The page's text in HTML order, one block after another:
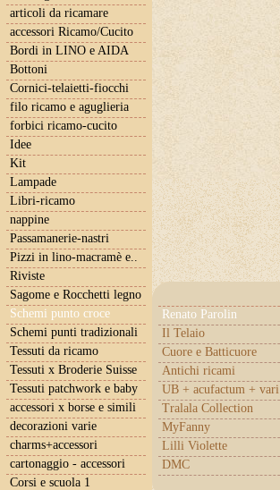
articoli da ricamare
accessori Ricamo/Cucito
Bordi in LINO e AIDA
Bottoni
Cornici-telaietti-fiocchi
filo ricamo e aguglieria
forbici ricamo-cucito
Idee
Kit
Lampade
Libri-ricamo
nappine
Passamanerie-nastri
Pizzi in lino-macramè e..
Riviste
Sagome e Rocchetti legno
Schemi punto croce
Renato Parolin
Il Telaio
Cuore e Batticuore
Antichi ricami
UB + acufactum + vari
Tralala Collection
MyFanny
Lilli Violette
DMC
Schemi punti tradizionali
Tessuti da ricamo
Tessuti x Broderie Suisse
Tessuti patchwork e baby
accessori x borse e simili
decorazioni varie
charms+accessori
cartonaggio - accessori
Corsi e scuola 1